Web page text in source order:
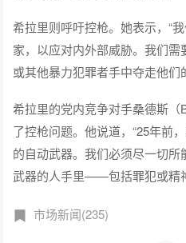
希拉里则呼吁控枪。她表示，“
家，以应对内外部威胁。我们
或其他暴力犯罪者手中夺走他们
希拉里的党内竞争对手桑德斯（
了控枪问题。他说道，“25年前
的自动武器。我们必须尽一切
武器的人手里——包括罪犯或精
市场新闻(235)